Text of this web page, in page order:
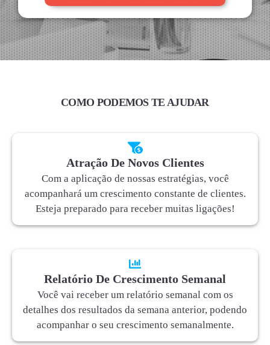
COMO PODEMOS TE AJUDAR
Atração De Novos Clientes
Com a aplicação de nossas estratégias, você
acompanhará um crescimento constante de clientes.
Esteja preparado para receber muitas ligações!
Relatório De Crescimento Semanal
Você vai receber um relatório semanal com os
detalhes dos resultados da semana anterior, podendo
acompanhar o seu crescimento semanalmente.